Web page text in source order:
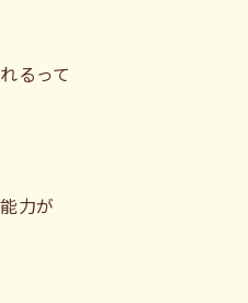
るって
力が